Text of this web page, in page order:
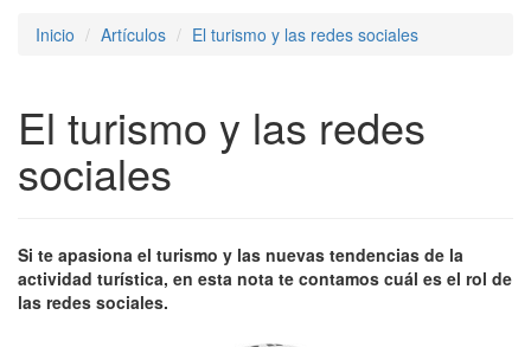
Inicio Artículos El turismo y las redes sociales
El turismo y las redes
sociales
Si te apasiona el turismo y las nuevas tendencias de la
actividad turística, en esta nota te contamos cuál es el rol de
las redes sociales.